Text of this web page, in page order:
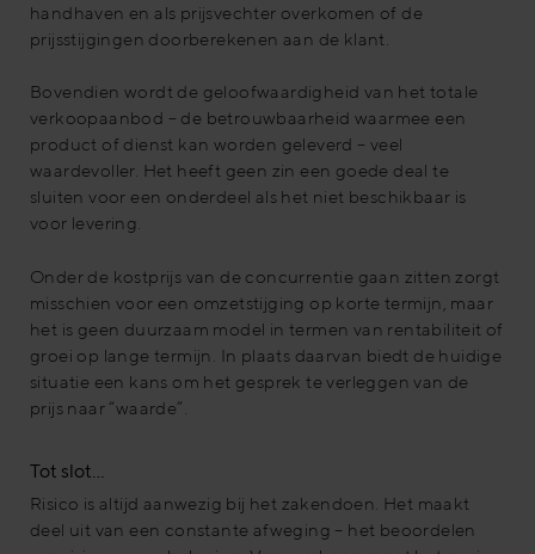
handhaven en als prijsvechter overkomen of de
prijsstijgingen doorberekenen aan de klant.
Bovendien wordt de geloofwaardigheid van het totale
verkoopaanbod – de betrouwbaarheid waarmee een
product of dienst kan worden geleverd – veel
waardevoller. Het heeft geen zin een goede deal te
sluiten voor een onderdeel als het niet beschikbaar is
voor levering.
Onder de kostprijs van de concurrentie gaan zitten zorgt
misschien voor een omzetstijging op korte termijn, maar
het is geen duurzaam model in termen van rentabiliteit of
groei op lange termijn. In plaats daarvan biedt de huidige
situatie een kans om het gesprek te verleggen van de
prijs naar “waarde”.
Tot slot…
Risico is altijd aanwezig bij het zakendoen. Het maakt
deel uit van een constante afweging – het beoordelen